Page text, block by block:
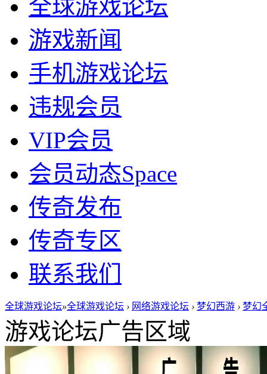
全球游戏论坛
游戏新闻
手机游戏论坛
违规会员
VIP会员
会员动态Space
传奇发布
传奇专区
联系我们
全球游戏论坛»全球游戏论坛 › 网络游戏论坛 › 梦幻西游 › 梦幻
游戏论坛广告区域